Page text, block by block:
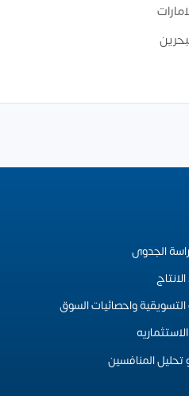
الجدوى
واحصائيات السوق
تحليل المنافسين